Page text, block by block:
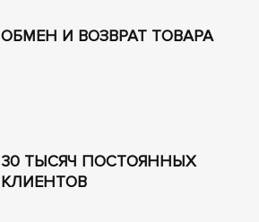
ОБМЕН И ВОЗВРАТ ТОВАРА
30 ТЫСЯЧ ПОСТОЯННЫХ
КЛИЕНТОВ